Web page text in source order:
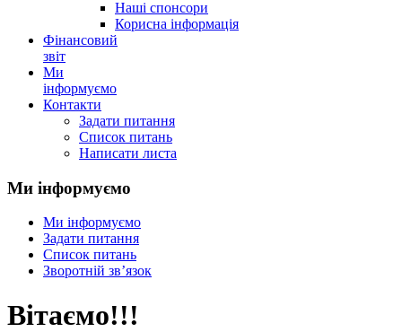
Наші спонсори
Корисна інформація
Фінансовий
звіт
Ми
інформуємо
Контакти
Задати питання
Список питань
Написати листа
Ми інформуємо
Ми інформуємо
Задати питання
Список питань
Зворотній зв’язок
Вітаємо!!!